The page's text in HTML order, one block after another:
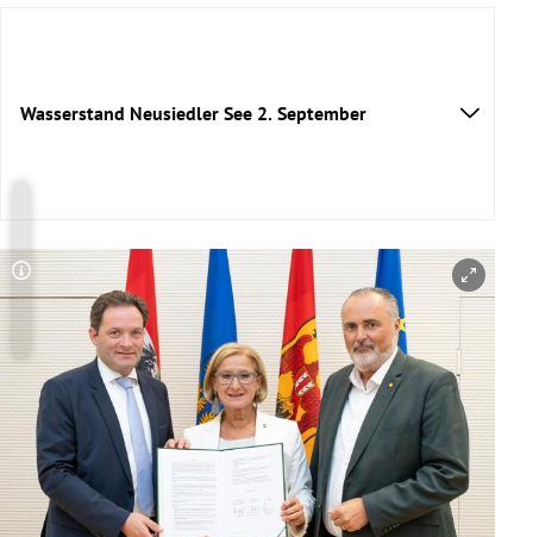
Wasserstand Neusiedler See 2. September
Copyright-Hinweis öffnen/schließen